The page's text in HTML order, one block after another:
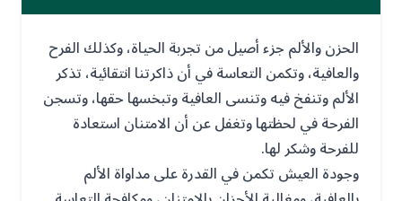
الحزن والألم جزء أصيل من تجربة الحياة، وكذلك الفرح
والعافية، وتكمن التعاسة في أن ذاكرتنا انتقائية، تذكر
الألم وتنفخ فيه وتنسى العافية وتبخسها حقها، وتسجن
الفرحة في لحظتها وتغفل عن أن الامتنان استعادة
للفرحة وشكر لها.
وجودة العيش تكمن في القدرة على مداواة الألم